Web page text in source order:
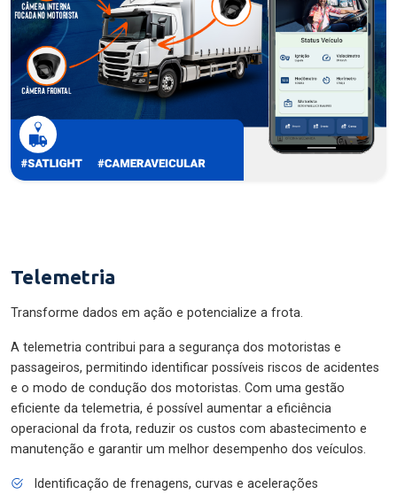
Telemetria
Transforme dados em ação e potencialize a frota.
A telemetria contribui para a segurança dos motoristas e
passageiros, permitindo identificar possíveis riscos de acidentes
e o modo de condução dos motoristas. Com uma gestão
eficiente da telemetria, é possível aumentar a eficiência
operacional da frota, reduzir os custos com abastecimento e
manutenção e garantir um melhor desempenho dos veículos.
Identificação de frenagens, curvas e acelerações